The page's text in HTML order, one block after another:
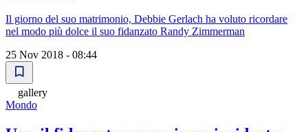
Il giorno del suo matrimonio, Debbie Gerlach ha voluto ricordare
nel modo più dolce il suo fidanzato Randy Zimmerman
25 Nov 2018 - 08:44
gallery
Mondo